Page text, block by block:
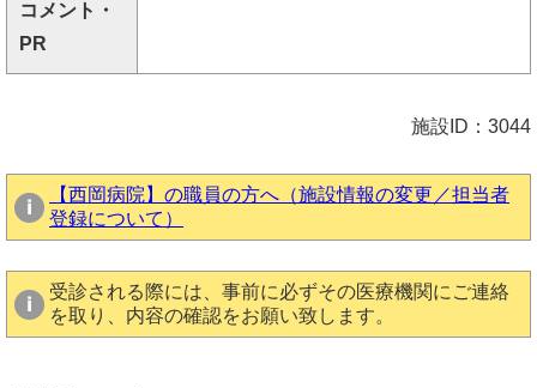
コメント・
PR
施設ID：3044
【西岡病院】の職員の方へ（施設情報の変更／担当者
登録について）
受診される際には、事前に必ずその医療機関にご連絡
を取り、内容の確認をお願い致します。